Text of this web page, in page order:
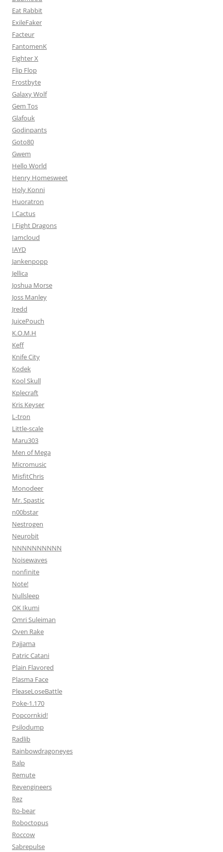
Eat Rabbit
ExileFaker
Facteur
FantomenK
Fighter X
Flip Flop
Frostbyte
Galaxy Wolf
Gem Tos
Glafouk
Godinpants
Goto80
Gwem
Hello World
Henry Homesweet
Holy Konni
Huoratron
I Cactus
I Fight Dragons
Iamcloud
IAYD
Jankenpopp
Jellica
Joshua Morse
Joss Manley
Jredd
JuicePouch
K.O.M.H
Keff
Knife City
Kodek
Kool Skull
Kplecraft
Kris Keyser
L-tron
Little-scale
Maru303
Men of Mega
Micromusic
MisfitChris
Monodeer
Mr. Spastic
n00bstar
Nestrogen
Neurobit
NNNNNNNNNN
Noisewaves
nonfinite
Note!
Nullsleep
OK Ikumi
Omri Suleiman
Oven Rake
Pajjama
Patric Catani
Plain Flavored
Plasma Face
PleaseLoseBattle
Poke-1.170
Popcornkid!
Psilodump
Radlib
Rainbowdragoneyes
Ralp
Remute
Revengineers
Rez
Ro-bear
Roboctopus
Roccow
Sabrepulse